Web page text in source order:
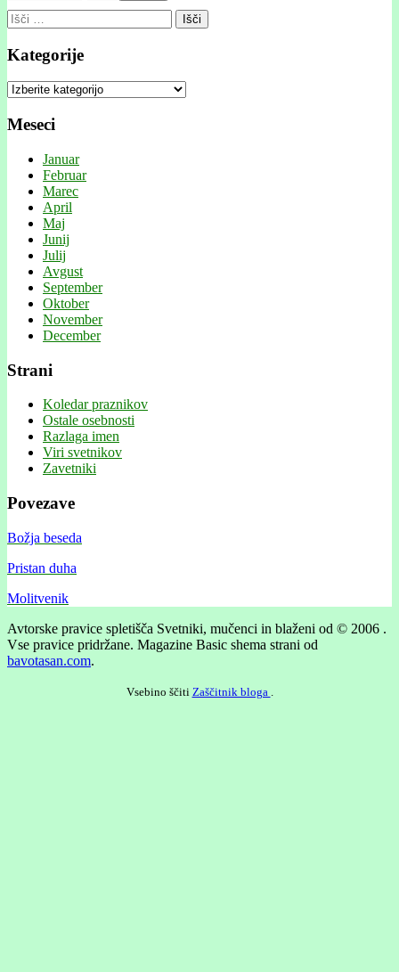
Išči:
Kategorije
Kategorije
Meseci
Januar
Februar
Marec
April
Maj
Junij
Julij
Avgust
September
Oktober
November
December
Strani
Koledar praznikov
Ostale osebnosti
Razlaga imen
Viri svetnikov
Zavetniki
Povezave
Božja beseda
Pristan duha
Molitvenik
Avtorske pravice spletišča Svetniki, mučenci in blaženi od © 2006 .
Vse pravice pridržane. Magazine Basic shema strani od
bavotasan.com.
Vsebino ščiti Zaščitnik bloga